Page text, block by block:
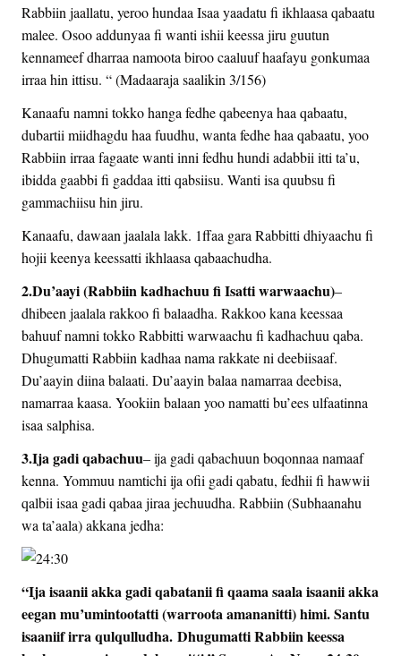
Rabbiin jaallatu, yeroo hundaa Isaa yaadatu fi ikhlaasa qabaatu
malee. Osoo addunyaa fi wanti ishii keessa jiru guutun
kennameef dharraa namoota biroo caaluuf haafayu gonkumaa
irraa hin ittisu. “ (Madaaraja saalikin 3/156)
Kanaafu namni tokko hanga fedhe qabeenya haa qabaatu,
dubartii miidhagdu haa fuudhu, wanta fedhe haa qabaatu, yoo
Rabbiin irraa fagaate wanti inni fedhu hundi adabbii itti ta’u,
ibidda gaabbi fi gaddaa itti qabsiisu. Wanti isa quubsu fi
gammachiisu hin jiru.
Kanaafu, dawaan jaalala lakk. 1ffaa gara Rabbitti dhiyaachu fi
hojii keenya keessatti ikhlaasa qabaachudha.
2.Du’aayi (Rabbiin kadhachuu fi Isatti warwaachu)–
dhibeen jaalala rakkoo fi balaadha. Rakkoo kana keessaa
bahuuf namni tokko Rabbitti warwaachu fi kadhachuu qaba.
Dhugumatti Rabbiin kadhaa nama rakkate ni deebiisaaf.
Du’aayin diina balaati. Du’aayin balaa namarraa deebisa,
namarraa kaasa. Yookiin balaan yoo namatti bu’ees ulfaatinna
isaa salphisa.
3.Ija gadi qabachuu– ija gadi qabachuun boqonnaa namaaf
kenna. Yommuu namtichi ija ofii gadi qabatu, fedhii fi hawwii
qalbii isaa gadi qabaa jiraa jechuudha. Rabbiin (Subhaanahu
wa ta’aala) akkana jedha:
“Ija isaanii akka gadi qabatanii fi qaama saala isaanii akka
eegan mu’umintootatti (warroota amananitti) himi.Santu
isaaniif irra qulqulludha. Dhugumatti Rabbiin keessa